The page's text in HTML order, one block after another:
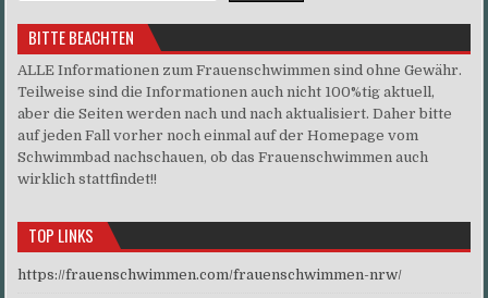
BITTE BEACHTEN
ALLE Informationen zum Frauenschwimmen sind ohne Gewähr.
Teilweise sind die Informationen auch nicht 100%tig aktuell,
aber die Seiten werden nach und nach aktualisiert. Daher bitte
auf jeden Fall vorher noch einmal auf der Homepage vom
Schwimmbad nachschauen, ob das Frauenschwimmen auch
wirklich stattfindet!!
TOP LINKS
https://frauenschwimmen.com/frauenschwimmen-nrw/